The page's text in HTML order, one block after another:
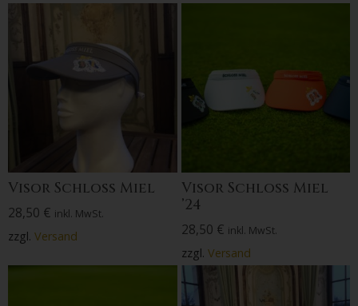
Visor Schloss Miel
28,50 € inkl. MwSt.
zzgl. Versand
Visor Schloss Miel
’24
28,50 € inkl. MwSt.
zzgl. Versand